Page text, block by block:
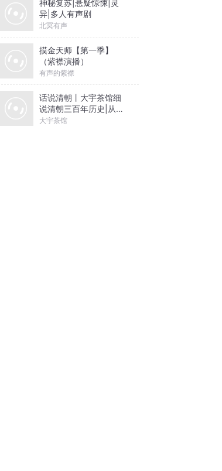
神秘复苏|悬疑惊悚|灵
异|多人有声剧
北冥有声
摸金天师【第一季】
（紫襟演播）
有声的紫襟
话说清朝丨大宇茶馆细
说清朝三百年历史|从努
尔哈赤到末代皇帝溥仪|
大宇茶馆